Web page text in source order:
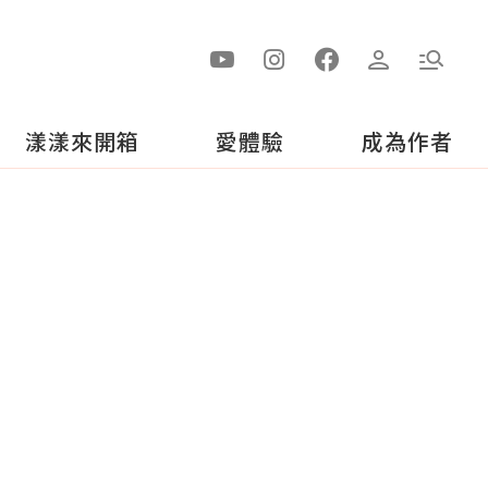
漾漾來開箱 愛體驗 成為作者